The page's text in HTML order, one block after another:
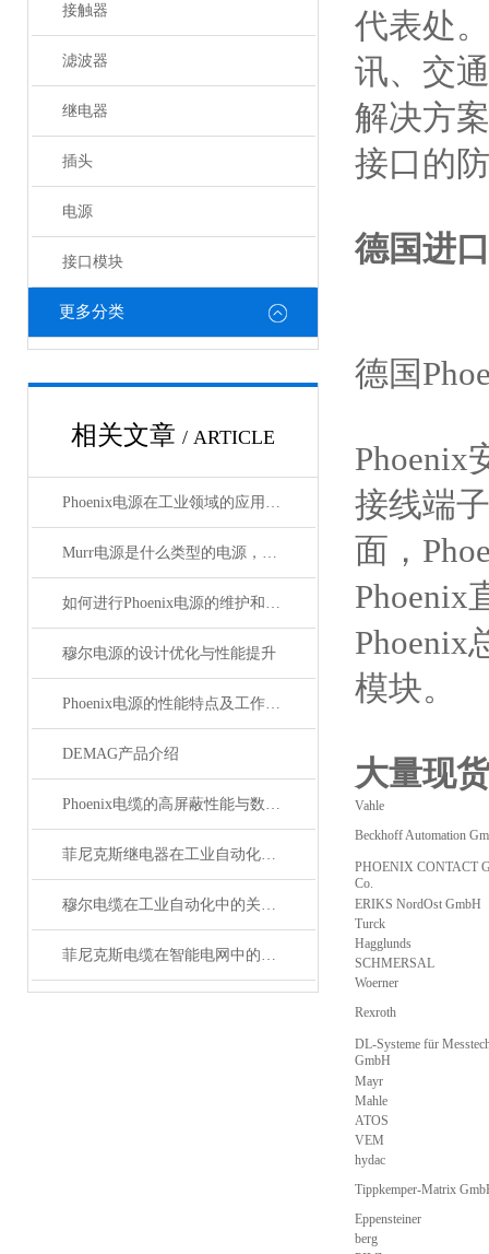
接触器
滤波器
继电器
插头
电源
接口模块
更多分类
相关文章 / ARTICLE
Phoenix电源在工业领域的应用与优势
Murr电源是什么类型的电源，主要用于哪些领域？
如何进行Phoenix电源的维护和保养？
穆尔电源的设计优化与性能提升
Phoenix电源的性能特点及工作温度分析
DEMAG产品介绍
Phoenix电缆的高屏蔽性能与数据传输优势
菲尼克斯继电器在工业自动化中的作用
穆尔电缆在工业自动化中的关键角色
菲尼克斯电缆在智能电网中的应用
代表处
讯、交
解决方
接口的
德国进
德国
Phoenix
接线端
面，
Phoenix
Phoenix
模块。
大量现
Vahle
Beckhoff Automation
PHOENIX CONTACT
Co.
ERIKS NordOst GmbH
Turck
Hagglunds
SCHMERSAL
Woerner
Rexroth
DL-Systeme für
GmbH
Mayr
Mahle
ATOS
VEM
hydac
Tippkemper-Matrix
Eppensteiner
berg